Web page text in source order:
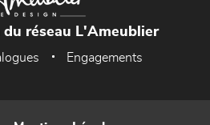
du réseau L'Ameublier
Engagements